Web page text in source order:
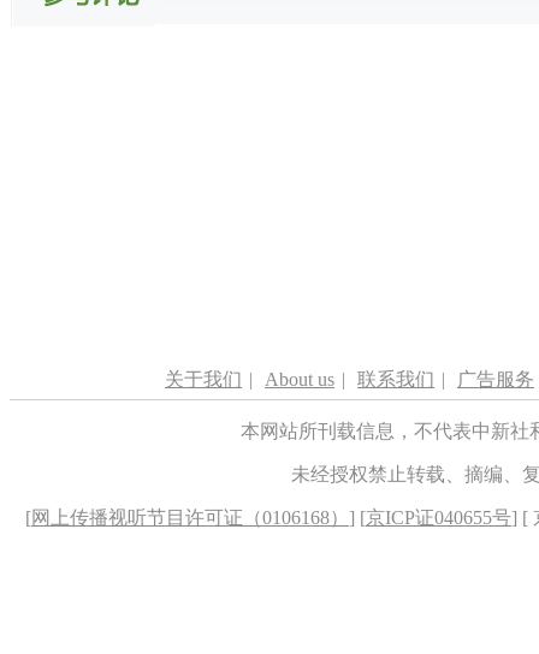
关于我们 | About us | 联系我们 | 广告服务
本网站所刊载信息，不代表中新
未经授权禁止转载、摘编、
[网上传播视听节目许可证（0106168） ] [京ICP证040655号] [